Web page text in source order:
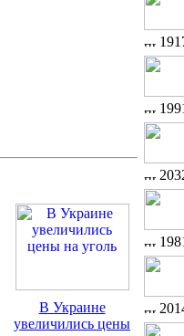
В Украине
увеличились цены